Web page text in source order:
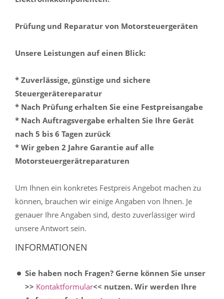
Prüfung und Reparatur von Motorsteuergeräten
Unsere Leistungen auf einen Blick:
* Zuverlässige, günstige und sichere
Steuergerätereparatur
* Nach Prüfung erhalten Sie eine Festpreisangabe
* Nach Auftragsvergabe erhalten Sie Ihre Gerät
nach 5 bis 6 Tagen zurück
* Wir geben 2 Jahre Garantie auf alle
Motorsteuergerätreparaturen
Um Ihnen ein konkretes Festpreis Angebot machen zu
können, brauchen wir einige Angaben von Ihnen. Je
genauer Ihre Angaben sind, desto zuverlässiger wird
unsere Antwort sein.
INFORMATIONEN
Sie haben noch Fragen? Gerne können Sie unser
>> Kontaktformular<< nutzen. Wir werden Ihre